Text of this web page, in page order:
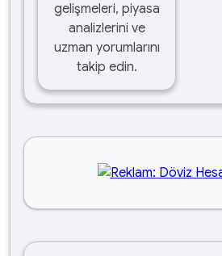
gelişmeleri, piyasa
analizlerini ve
uzman yorumlarını
takip edin.